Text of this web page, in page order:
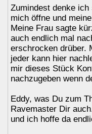
Zumindest denke
mich öffne und
Meine Frau sagte
auch endlich mal
erschrocken drüber.
jeder kann hier
mir dieses Stück
nachzugeben wenn
Eddy, was Du zum
Ravemaster Dir
und ich hoffe da